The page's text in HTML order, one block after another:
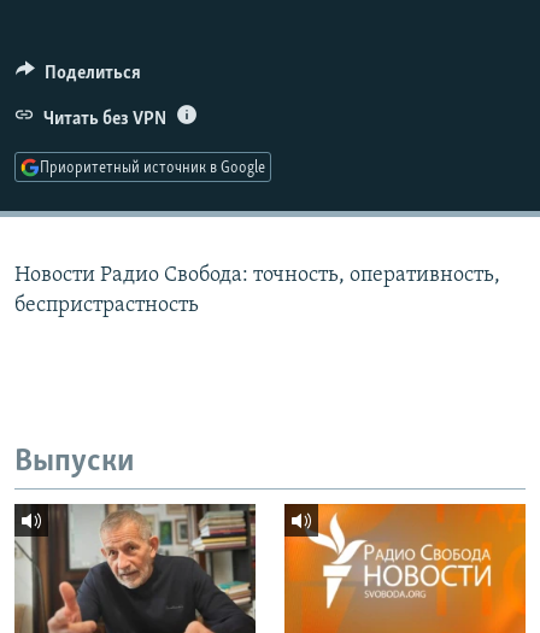
ПОДПИШИТЕСЬ НА РАССЫЛКУ
СОЦИАЛЬНЫЕ СЕТИ
Поделиться
Читать без VPN
Приоритетный источник в Google
Новости Радио Свобода: точность, оперативность,
беспристрастность
Выпуски